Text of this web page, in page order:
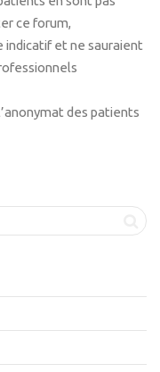
ce forum,
indicatif et ne sauraient
des patients